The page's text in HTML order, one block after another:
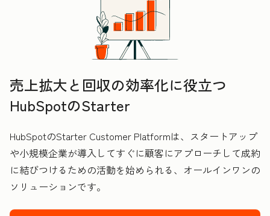
売上拡大と回収の効率化に役立つ
HubSpotのStarter
HubSpotのStarter Customer Platformは、スタートアップ
や小規模企業が導入してすぐに顧客にアプローチして成約
に結びつけるための活動を始められる、オールインワンの
ソリューションです。